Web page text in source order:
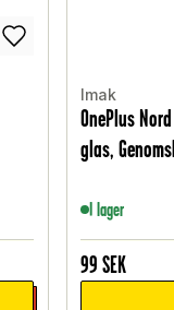
Imak
OnePlus
glas,
I lager
99 SEK